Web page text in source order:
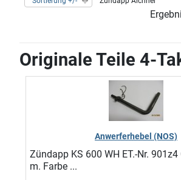
Originale Teile 4-
Anwerferhebel (NOS)
Zündapp KS 600 WH ET.-Nr. 901z4
m. Farbe ...